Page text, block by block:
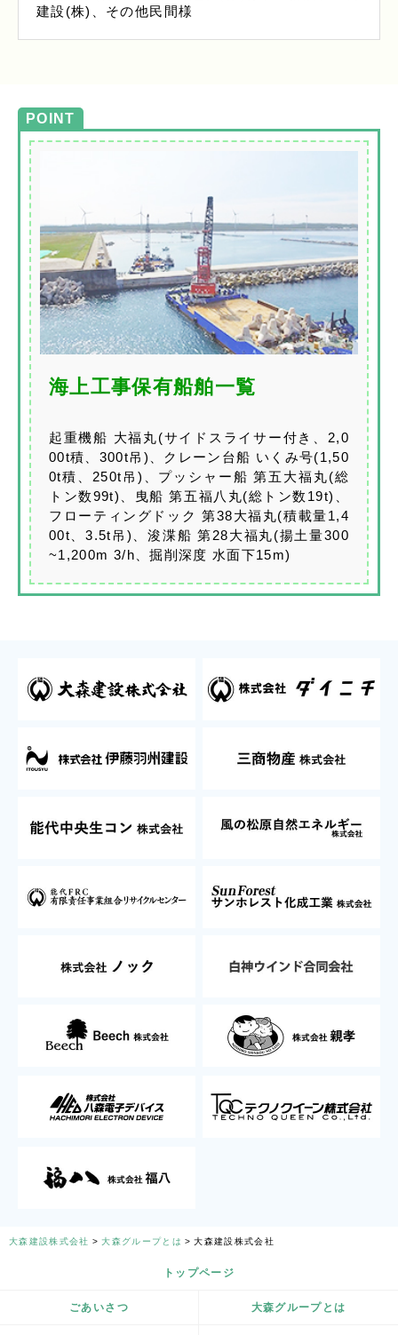
建設(株)、その他民間様
POINT
海上工事保有船舶一覧
起重機船 大福丸(サイドスライサー付き、2,0
00t積、300t吊)、クレーン台船 いくみ号(1,50
0t積、250t吊)、プッシャー船 第五大福丸(総
トン数99t)、曳船 第五福八丸(総トン数19t)、
フローティングドック 第38大福丸(積載量1,4
00t、3.5t吊)、浚渫船 第28大福丸(揚土量300
~1,200m 3/h、掘削深度 水面下15m)
大森建設株式会社 大森グループとは 大森建設株式会社
トップページ
ごあいさつ 大森グループとは